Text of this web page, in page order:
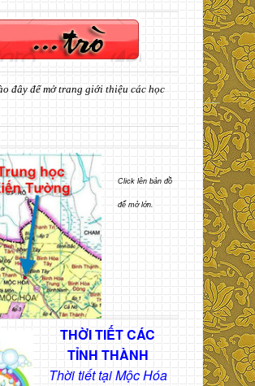
đây để mở trang giới thiệu các học
Click lên bản đồ
để mở lớn.
THỜI TIẾT CÁC
TỈNH THÀNH
Thời tiết tại Mộc Hóa